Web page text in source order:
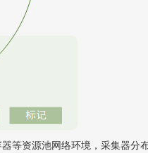
等资源池网络环境，采集器分